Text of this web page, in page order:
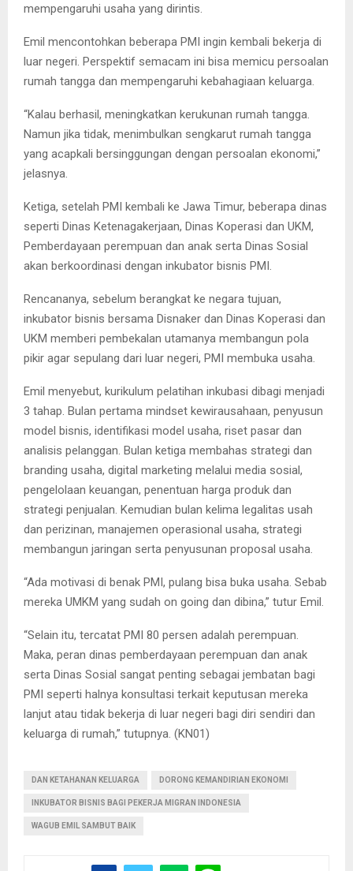
mempengaruhi usaha yang dirintis.
Emil mencontohkan beberapa PMI ingin kembali bekerja di
luar negeri. Perspektif semacam ini bisa memicu persoalan
rumah tangga dan mempengaruhi kebahagiaan keluarga.
“Kalau berhasil, meningkatkan kerukunan rumah tangga.
Namun jika tidak, menimbulkan sengkarut rumah tangga
yang acapkali bersinggungan dengan persoalan ekonomi,”
jelasnya.
Ketiga, setelah PMI kembali ke Jawa Timur, beberapa dinas
seperti Dinas Ketenagakerjaan, Dinas Koperasi dan UKM,
Pemberdayaan perempuan dan anak serta Dinas Sosial
akan berkoordinasi dengan inkubator bisnis PMI.
Rencananya, sebelum berangkat ke negara tujuan,
inkubator bisnis bersama Disnaker dan Dinas Koperasi dan
UKM memberi pembekalan utamanya membangun pola
pikir agar sepulang dari luar negeri, PMI membuka usaha.
Emil menyebut, kurikulum pelatihan inkubasi dibagi menjadi
3 tahap. Bulan pertama mindset kewirausahaan, penyusun
model bisnis, identifikasi model usaha, riset pasar dan
analisis pelanggan. Bulan ketiga membahas strategi dan
branding usaha, digital marketing melalui media sosial,
pengelolaan keuangan, penentuan harga produk dan
strategi penjualan. Kemudian bulan kelima legalitas usah
dan perizinan, manajemen operasional usaha, strategi
membangun jaringan serta penyusunan proposal usaha.
“Ada motivasi di benak PMI, pulang bisa buka usaha. Sebab
mereka UMKM yang sudah on going dan dibina,” tutur Emil.
“Selain itu, tercatat PMI 80 persen adalah perempuan.
Maka, peran dinas pemberdayaan perempuan dan anak
serta Dinas Sosial sangat penting sebagai jembatan bagi
PMI seperti halnya konsultasi terkait keputusan mereka
lanjut atau tidak bekerja di luar negeri bagi diri sendiri dan
keluarga di rumah,” tutupnya. (KN01)
DAN KETAHANAN KELUARGA DORONG KEMANDIRIAN EKONOMI
INKUBATOR BISNIS BAGI PEKERJA MIGRAN INDONESIA
WAGUB EMIL SAMBUT BAIK